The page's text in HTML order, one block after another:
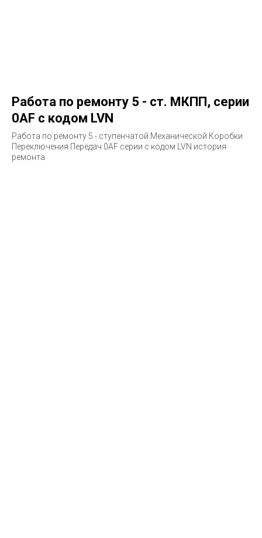
Работа по ремонту 5 - ст. МКПП, серии
0AF с кодом LVN
Работа по ремонту 5 - ступенчатой Механической Коробки
Переключения Передач 0AF серии с кодом LVN история
ремонта